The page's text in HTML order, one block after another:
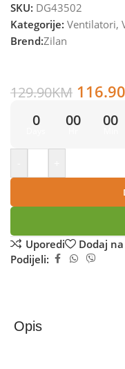
SKU: DG43502
Kategorije: Ventilatori,
Brend:Zilan
129.90KM 116.90
0 00 00
Uporedi
Dodaj
Podijeli:
Opis